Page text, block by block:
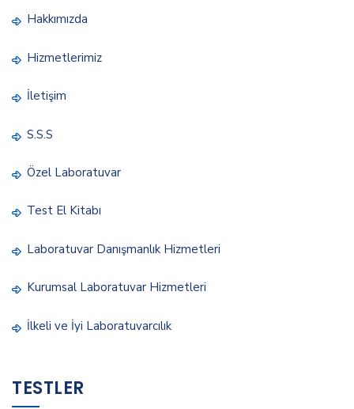
Hakkımızda
Hizmetlerimiz
İletişim
S.S.S
Özel Laboratuvar
Test El Kitabı
Laboratuvar Danışmanlık Hizmetleri
Kurumsal Laboratuvar Hizmetleri
İlkeli ve İyi Laboratuvarcılık
TESTLER